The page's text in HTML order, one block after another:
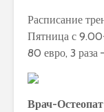
Расписание
Пятница с
80 евро, 3 раза
Врач-Остеопат